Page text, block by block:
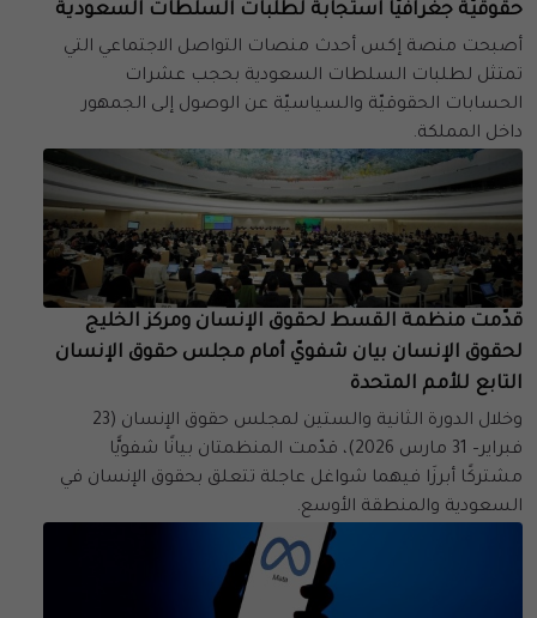
حقوقيّة جغرافيًّا استجابةً لطلبات السلطات السعودية
أصبحت منصة إكس أحدث منصات التواصل الاجتماعي التي
تمتثل لطلبات السلطات السعودية بحجب عشرات
الحسابات الحقوقيّة والسياسيّة عن الوصول إلى الجمهور
داخل المملكة.
قدّمت منظمة القسط لحقوق الإنسان ومركز الخليج
لحقوق الإنسان بيان شفويّ أمام مجلس حقوق الإنسان
التابع للأمم المتحدة
وخلال الدورة الثانية والستين لمجلس حقوق الإنسان (23
فبراير– 31 مارس 2026)، قدّمت المنظمتان بيانًا شفويًّا
مشتركًا أبرزَا فيهما شواغل عاجلة تتعلق بحقوق الإنسان في
السعودية والمنطقة الأوسع.